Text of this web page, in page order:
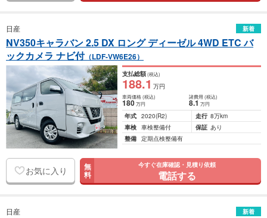
日産 新着
NV350キャラバン 2.5 DX ロング ディーゼル 4WD ETC バ
ックカメラ ナビ付（LDF-VW6E26）
支払総額(税込)
188.1 万円
車両価格(税込)
180万円
諸費用 (税込)
8.1 万円
年式 2020(R2) 走行 8万km
車検 車検整備付 保証 あり
整備 定期点検整備有
お気に入り 無
料
今すぐ在庫確認・見積り依頼
電話する
日産 新着